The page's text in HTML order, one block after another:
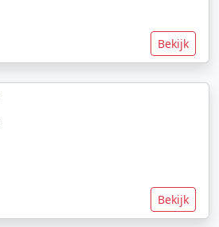
Bekijk
Bekijk